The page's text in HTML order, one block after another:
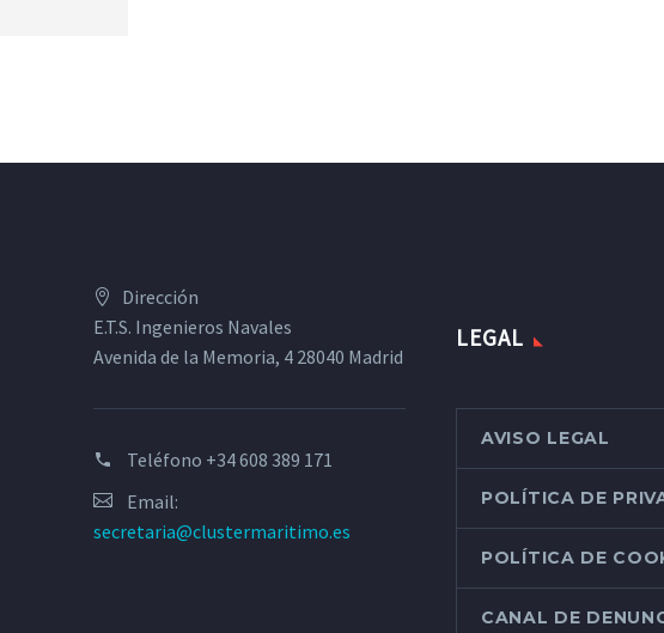
Dirección
E.T.S. Ingenieros Navales
Avenida de la Memoria, 4 28040 Madrid
Teléfono +34 608 389 171
Email:
secretaria@clustermaritimo.es
LEGAL
AVISO LEGAL
POLÍTICA DE
POLÍTICA DE
CANAL DE